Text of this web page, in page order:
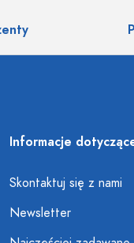
Informacje
Skontaktuj się z nami
Newsletter